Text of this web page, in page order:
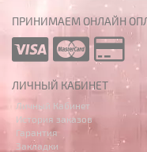
ПРИНИМАЕМ ОНЛАЙН
ЛИЧНЫЙ КАБИНЕТ
Личный Кабинет
История заказов
Гарантия
Закладки